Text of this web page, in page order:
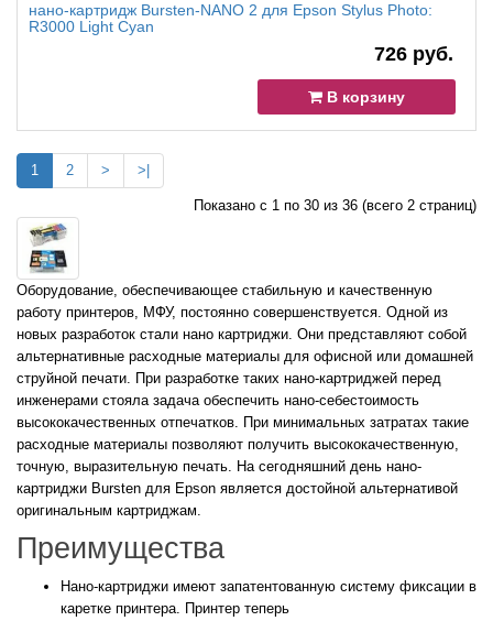
нано-картридж Bursten-NANO 2 для Epson Stylus Photo:
R3000 Light Cyan
726 руб.
В корзину
1 2 > >|
Показано с 1 по 30 из 36 (всего 2 страниц)
Оборудование, обеспечивающее стабильную и качественную
работу принтеров, МФУ, постоянно совершенствуется. Одной из
новых разработок стали нано картриджи. Они представляют собой
альтернативные расходные материалы для офисной или домашней
струйной печати. При разработке таких нано-картриджей перед
инженерами стояла задача обеспечить нано-себестоимость
высококачественных отпечатков. При минимальных затратах такие
расходные материалы позволяют получить высококачественную,
точную, выразительную печать. На сегодняшний день нано-
картриджи Bursten для Epson является достойной альтернативой
оригинальным картриджам.
Преимущества
Нано-картриджи имеют запатентованную систему фиксации в
каретке принтера. Принтер теперь